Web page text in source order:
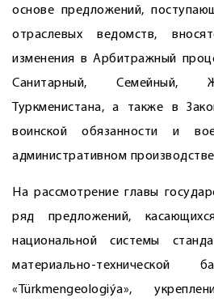
основе предложений,
отраслевых ведомств,
изменения в Арбитражный
Санитарный, Семейный,
Туркменистана, а также в
воинской обязанности и
административном
На рассмотрение главы
ряд предложений,
национальной системы
материально-технической
«Türkmengeologiýa»,